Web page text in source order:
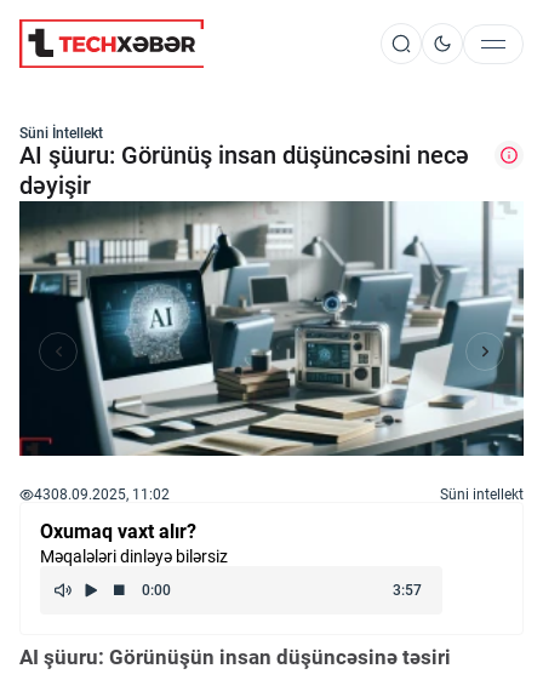
Süni İntellekt
Elm və Kosmos
Texnoloji İnkişaf
İnnovasiya və Startaplar
Robot və Cihazlar
Kriptovalyuta
ÇƏRƏZLƏR SİYASƏTİ
Süni İntellekt
AI şüuru: Görünüş insan düşüncəsini necə
dəyişir
4308.09.2025, 11:02 Süni intellekt
Oxumaq vaxt alır?
Məqalələri dinləyə bilərsiz
AI şüuru: Görünüşün insan düşüncəsinə təsiri